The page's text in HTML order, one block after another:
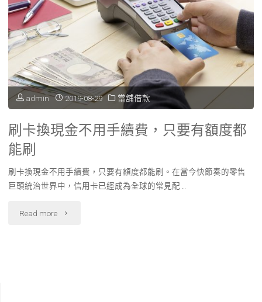
admin 2019-08-29 當舖借款
刷卡換現金不用手續費，只要有額度都
能刷
刷卡換現金不用手續費，只要有額度都能刷。在當今快節奏的零售
巨頭統治世界中，信用卡已經成為全球的常見配 …
Read more "刷